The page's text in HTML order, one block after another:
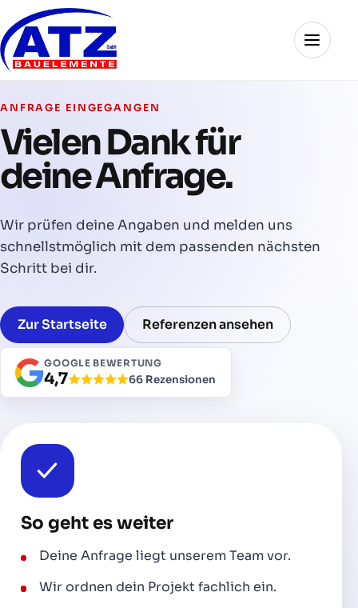
to
content
atz-
gmbh.de
Menü
ANFRAGE EINGEGANGEN
Vielen Dank für
deine Anfrage.
Wir prüfen deine Angaben und melden uns
schnellstmöglich mit dem passenden nächsten
Schritt bei dir.
Zur Startseite Referenzen ansehen
GOOGLE BEWERTUNG
4,7 66 Rezensionen
So geht es weiter
Deine Anfrage liegt unserem Team vor.
Wir ordnen dein Projekt fachlich ein.